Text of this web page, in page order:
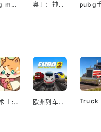
pubg mobile最新版本 奥丁：神判（国际服）
喵金术士:猫咪合并大亨 欧洲列车模拟2